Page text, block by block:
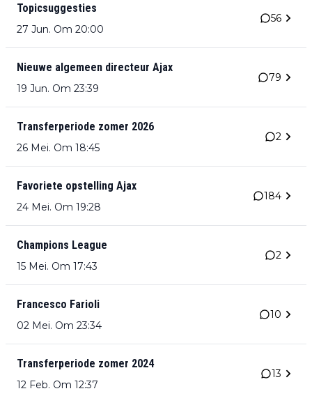
Topicsuggesties
27 Jun. Om 20:00
56
Nieuwe algemeen directeur Ajax
19 Jun. Om 23:39
79
Transferperiode zomer 2026
26 Mei. Om 18:45
2
Favoriete opstelling Ajax
24 Mei. Om 19:28
184
Champions League
15 Mei. Om 17:43
2
Francesco Farioli
02 Mei. Om 23:34
10
Transferperiode zomer 2024
12 Feb. Om 12:37
13